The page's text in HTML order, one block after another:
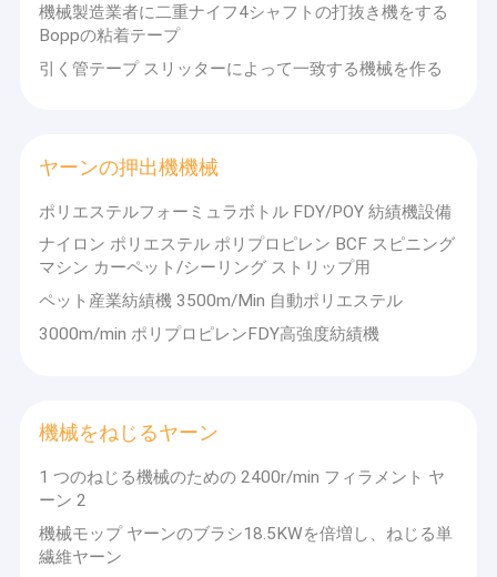
機械製造業者に二重ナイフ4シャフトの打抜き機をする
Boppの粘着テープ
引く管テープ スリッターによって一致する機械を作る
ヤーンの押出機機械
ポリエステルフォーミュラボトル FDY/POY 紡績機設備
ナイロン ポリエステル ポリプロピレン BCF スピニング
マシン カーペット/シーリング ストリップ用
ペット産業紡績機 3500m/Min 自動ポリエステル
3000m/min ポリプロピレンFDY高強度紡績機
機械をねじるヤーン
1 つのねじる機械のための 2400r/min フィラメント ヤ
ーン 2
機械モップ ヤーンのブラシ18.5KWを倍増し、ねじる単
繊維ヤーン